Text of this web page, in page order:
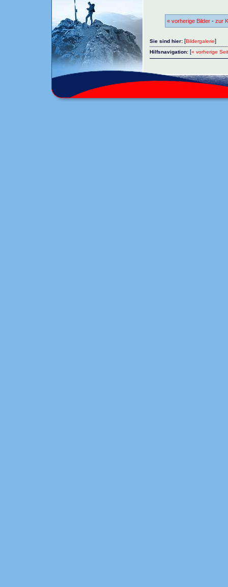
« vorherige Bilder - zur
Sie sind hier: [Bildergalerie]
Hilfsnavigation: [« vorherige